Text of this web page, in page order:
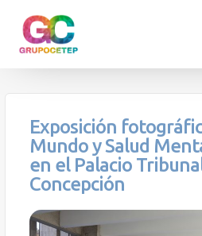
Exposición
Mundo y Salud
en el Palacio
Concepción